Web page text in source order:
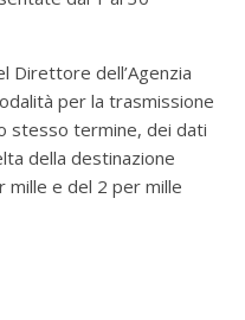
Direttore dell’Agenzia
per la trasmissione
stesso termine, dei dati
della destinazione
mille e del 2 per mille